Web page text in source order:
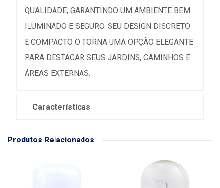
QUALIDADE, GARANTINDO UM AMBIENTE BEM
ILUMINADO E SEGURO. SEU DESIGN DISCRETO
E COMPACTO O TORNA UMA OPÇÃO ELEGANTE
PARA DESTACAR SEUS JARDINS, CAMINHOS E
ÁREAS EXTERNAS.
Características
Produtos Relacionados